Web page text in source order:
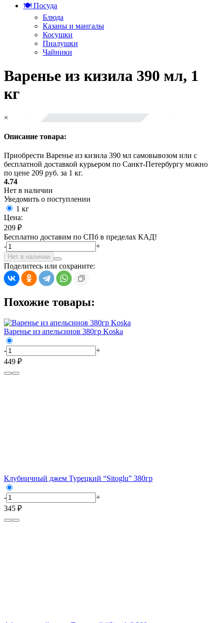
🍽️ Посуда
Блюда
Казаны и мангалы
Косушки
Пиалушки
Чайники
Варенье из кизила 390 мл, 1
кг
×
Описание товара:
Приобрести Варенье из кизила 390 мл самовывозом или с
бесплатной доставкой курьером по Санкт-Петербургу можно
по цене 209 руб. за 1 кг.
4.74
Нет в наличии
Уведомить о поступлении
1 кг
Цена:
209 ₽
Бесплатно доставим по СПб в пределах КАД!
-
+
Нет в наличии
Поделитесь или сохраните:
Похожие товары:
Варенье из апельсинов 380гр Koska
-
+
449 ₽
Клубничный джем Турецкий “Sitoglu” 380гр
-
+
345 ₽